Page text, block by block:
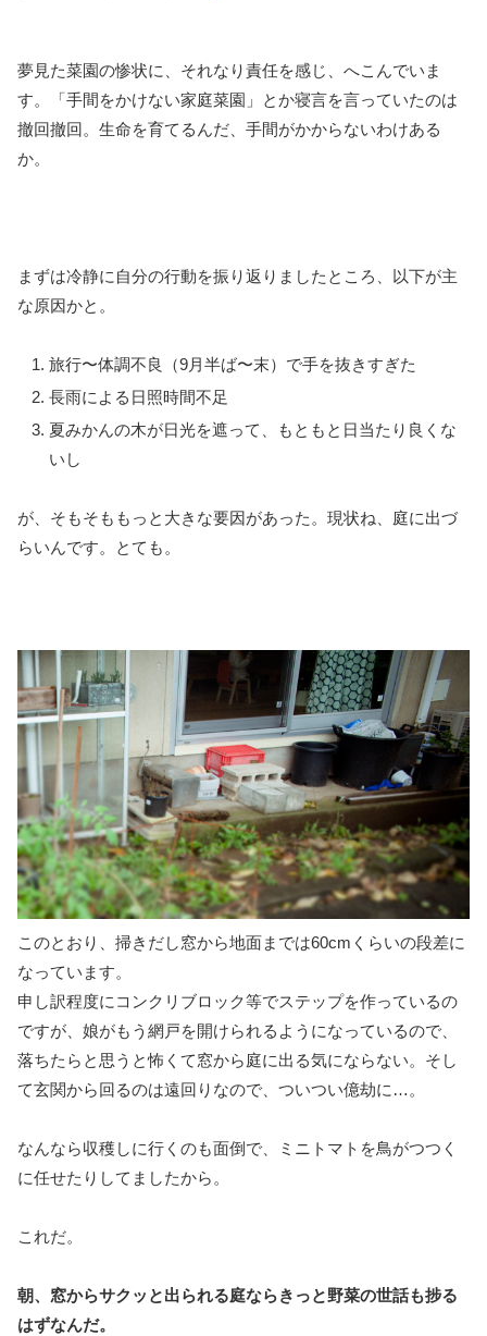
夢見た菜園の惨状に、それなり責任を感じ、へこんでいま
す。「手間をかけない家庭菜園」とか寝言を言っていたのは
撤回撤回。生命を育てるんだ、手間がかからないわけある
か。
まずは冷静に自分の行動を振り返りましたところ、以下が主
な原因かと。
旅行〜体調不良（9月半ば〜末）で手を抜きすぎた
長雨による日照時間不足
夏みかんの木が日光を遮って、もともと日当たり良くな
いし
が、そもそももっと大きな要因があった。現状ね、庭に出づ
らいんです。とても。
このとおり、掃きだし窓から地面までは60cmくらいの段差に
なっています。
申し訳程度にコンクリブロック等でステップを作っているの
ですが、娘がもう網戸を開けられるようになっているので、
落ちたらと思うと怖くて窓から庭に出る気にならない。そし
て玄関から回るのは遠回りなので、ついつい億劫に…。
なんなら収穫しに行くのも面倒で、ミニトマトを鳥がつつく
に任せたりしてましたから。
これだ。
朝、窓からサクッと出られる庭ならきっと野菜の世話も捗る
はずなんだ。